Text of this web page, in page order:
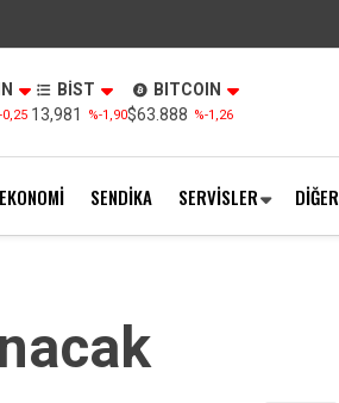
0,25
BİST
13,981
%-1,90
BITCOIN
$63.888 %-1,26
EKONOMİ SENDİKA SERVİSLER DİĞER